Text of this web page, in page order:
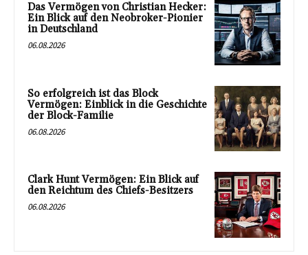
Das Vermögen von Christian Hecker:
Ein Blick auf den Neobroker-Pionier
in Deutschland
06.08.2026
So erfolgreich ist das Block
Vermögen: Einblick in die Geschichte
der Block-Familie
06.08.2026
Clark Hunt Vermögen: Ein Blick auf
den Reichtum des Chiefs-Besitzers
06.08.2026